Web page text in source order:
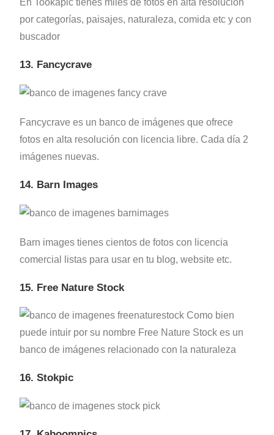
En Tookapic tienes miles de fotos en alta resolución
por categorías, paisajes, naturaleza, comida etc y con
buscador
13. Fancycrave
Fancycrave es un banco de imágenes que ofrece
fotos en alta resolución con licencia libre. Cada día 2
imágenes nuevas.
14. Barn Images
Barn images tienes cientos de fotos con licencia
comercial listas para usar en tu blog, website etc.
15. Free Nature Stock
Como bien
puede intuir por su nombre Free Nature Stock es un
banco de imágenes relacionado con la naturaleza
16. Stokpic